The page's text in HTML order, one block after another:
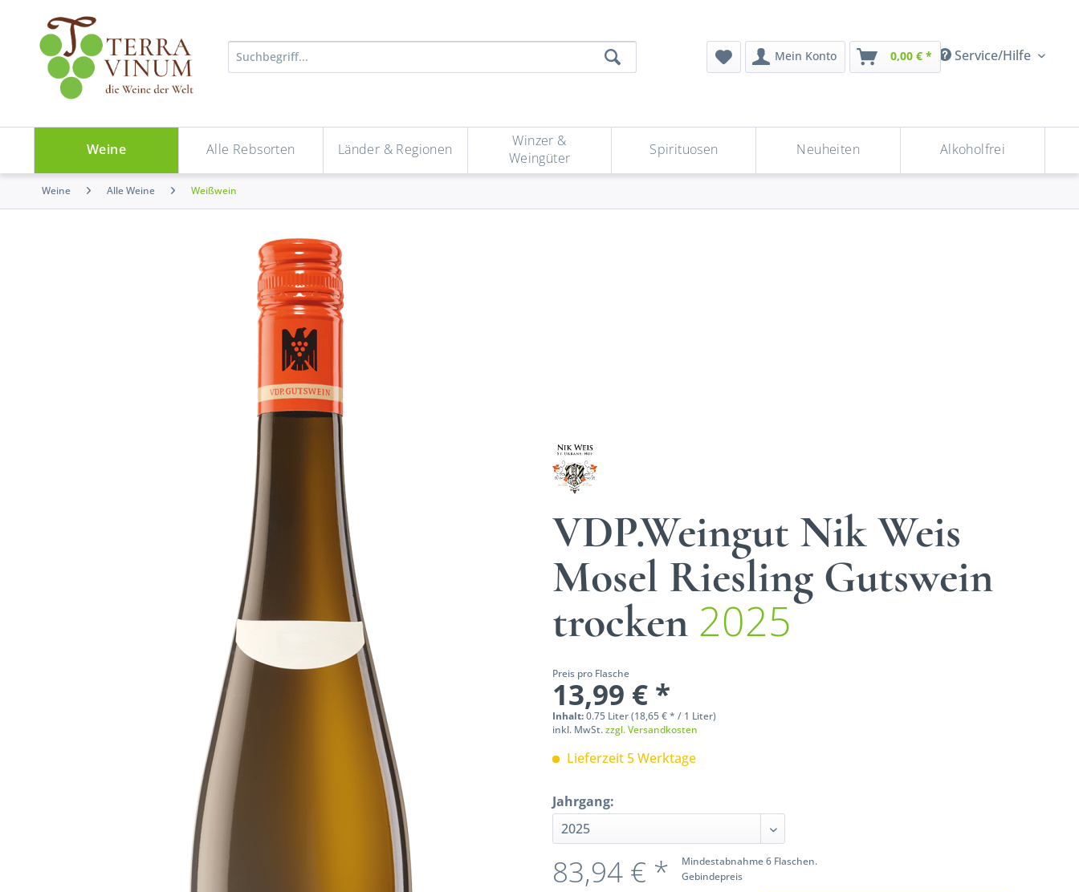
Service/Hilfe
Mein Konto 0,00 € *
Weine Alle Rebsorten Länder & Regionen
Winzer &
Weingüter
Spirituosen Neuheiten Alkoholfrei
Weine Alle Weine Weißwein
VDP.Weingut Nik Weis
Mosel Riesling Gutswein
trocken 2025
Preis pro Flasche
13,99 € *
Inhalt:0.75 Liter (18,65 € * / 1 Liter)
inkl. MwSt.zzgl. Versandkosten
Lieferzeit 5 Werktage
Jahrgang:
Mindestabnahme 6 Flaschen.
Gebindepreis
83,94 € *